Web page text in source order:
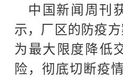
中国新闻周刊
示，厂区的防疫
为最大限度降低
险，彻底切断疫